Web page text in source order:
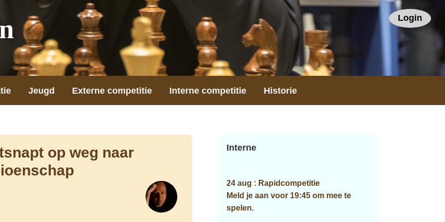
Login
Jeugd Externe competitie Interne competitie Historie
op weg naar
Primaire
Interne
24 aug : Rapidcompetitie
Meld je aan voor 19:45 om mee te
spelen.